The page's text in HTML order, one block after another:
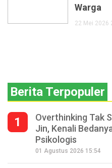
Warga
22 Mei 2026
Berita Terpopuler
1
Overthinking Tak
Jin, Kenali
Psikologis
01 Agustus 2026 15:54